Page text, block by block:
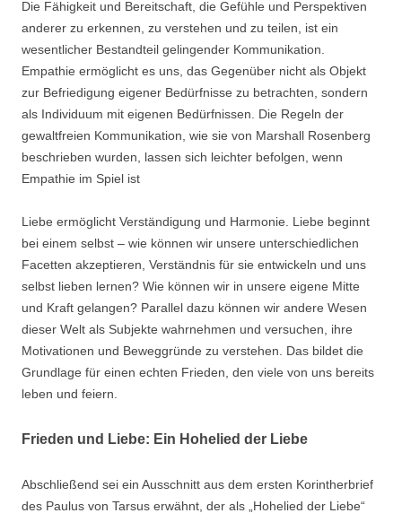
Die Fähigkeit und Bereitschaft, die Gefühle und Perspektiven
anderer zu erkennen, zu verstehen und zu teilen, ist ein
wesentlicher Bestandteil gelingender Kommunikation.
Empathie ermöglicht es uns, das Gegenüber nicht als Objekt
zur Befriedigung eigener Bedürfnisse zu betrachten, sondern
als Individuum mit eigenen Bedürfnissen. Die Regeln der
gewaltfreien Kommunikation, wie sie von Marshall Rosenberg
beschrieben wurden, lassen sich leichter befolgen, wenn
Empathie im Spiel ist
Liebe ermöglicht Verständigung und Harmonie. Liebe beginnt
bei einem selbst – wie können wir unsere unterschiedlichen
Facetten akzeptieren, Verständnis für sie entwickeln und uns
selbst lieben lernen? Wie können wir in unsere eigene Mitte
und Kraft gelangen? Parallel dazu können wir andere Wesen
dieser Welt als Subjekte wahrnehmen und versuchen, ihre
Motivationen und Beweggründe zu verstehen. Das bildet die
Grundlage für einen echten Frieden, den viele von uns bereits
leben und feiern.
Frieden und Liebe: Ein Hohelied der Liebe
Abschließend sei ein Ausschnitt aus dem ersten Korintherbrief
des Paulus von Tarsus erwähnt, der als „Hohelied der Liebe“